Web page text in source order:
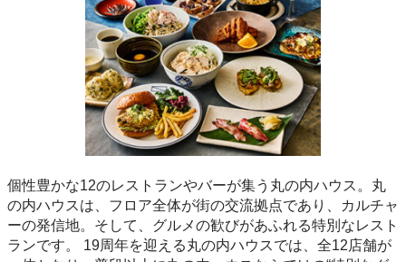
個性豊かな12のレストランやバーが集う丸の内ハウス。丸
の内ハウスは、フロア全体が街の交流拠点であり、カルチャ
ーの発信地。そして、グルメの歓びがあふれる特別なレスト
ランです。 19周年を迎える丸の内ハウスでは、全12店舗が